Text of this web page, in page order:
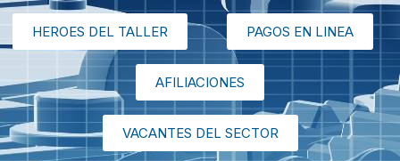
HEROES DEL TALLER PAGOS EN LINEA
AFILIACIONES
VACANTES DEL SECTOR